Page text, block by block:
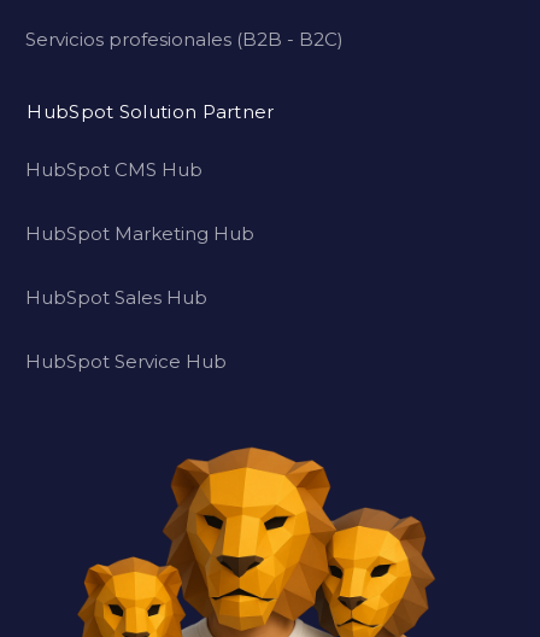
Servicios profesionales (B2B - B2C)
HubSpot Solution Partner
HubSpot CMS Hub
HubSpot Marketing Hub
HubSpot Sales Hub
HubSpot Service Hub